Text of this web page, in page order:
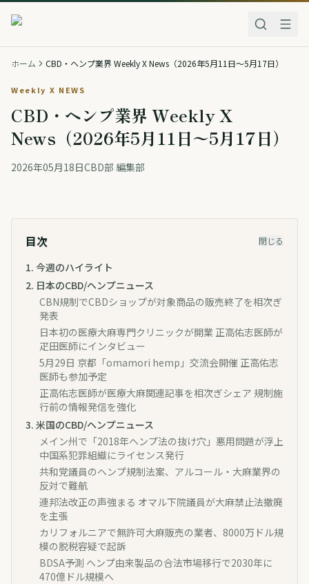
ホーム CBD・ヘンプ業界 Weekly X News（2026年5月11日〜5月17日）
Weekly X NEWS
CBD・ヘンプ業界 Weekly X
News（2026年5月11日〜5月17日）
2026年05月18日CBD部 編集部
目次 閉じる
1. 今週のハイライト
2. 日本のCBD/ヘンプニュース
CBN規制でCBDショップが対象商品の販売終了を相次ぎ
発表
日本初の医療大麻専門クリニックが開業 正高佑志医師が
疋田医師にインタビュー
5月29日 京都「omamori hemp」交流会開催 正高佑志
医師も参加予定
正高佑志医師が医療大麻関連記事を相次ぎシェア 規制施
行前の情報発信を強化
3. 米国のCBD/ヘンプニュース
メイン州で「2018年ヘンプ法の抜け穴」悪用問題が浮上
中国系犯罪組織にライセンス発行
共和党議員のヘンプ規制法案、アルコール・大麻業界の
反対で難航
連邦法改正の声強まる オマル下院議員が大麻禁止法撤廃
を主張
カリフォルニアで無許可大麻販売の業者、8000万ドル規
模の脱税容疑で起訴
BDSA予測 ヘンプ由来製品の合法市場移行で2030年に
470億ドル規模へ